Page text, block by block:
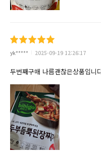
yk***** 2025-09-19 12:26:17
두번째구매 나름괜찮은상품입니